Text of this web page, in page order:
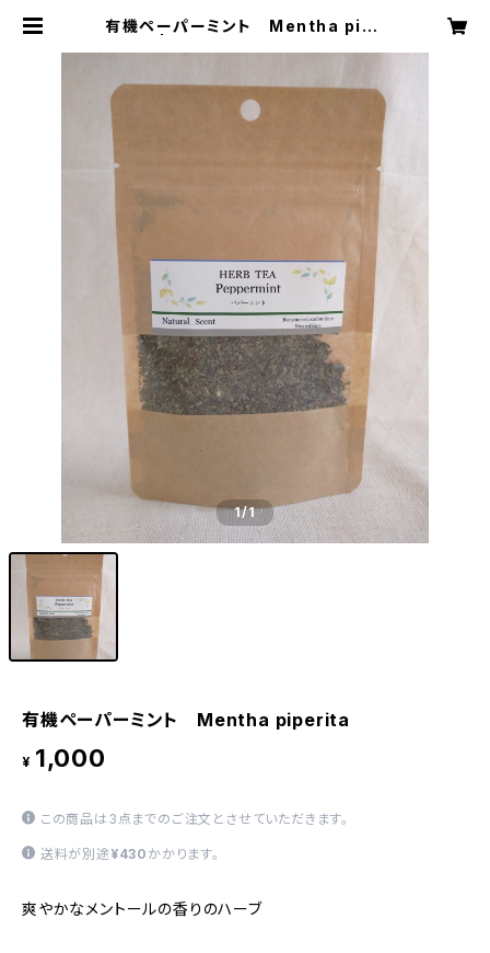
有機ペーパーミント Mentha pipe
1/1
有機ペーパーミント Mentha piperita
¥ 1,000
この商品は3点までのご注文とさせていただきます。
送料が別途 ¥430 かかります。
爽やかなメントールの香りのハーブ